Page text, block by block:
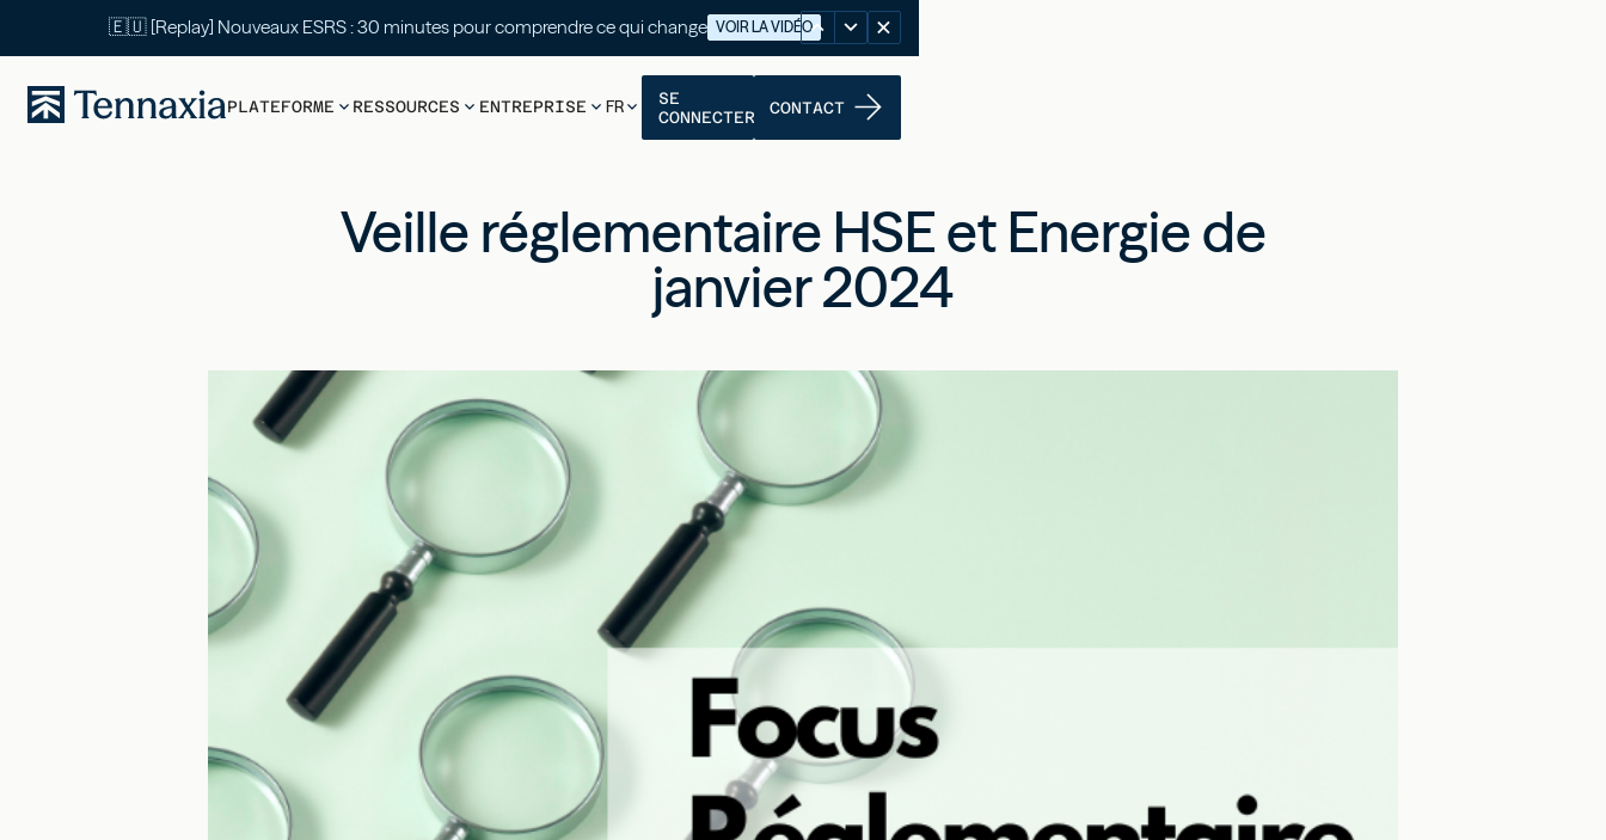
🇪🇺 [Replay] Nouveaux ESRS : 30 minutes pour comprendre ce qui change VOIR LA VIDÉO
PLATEFORME RESSOURCES ENTREPRISE FR
SE
CONNECTER
CONTACT
Veille réglementaire HSE et Energie de
janvier 2024